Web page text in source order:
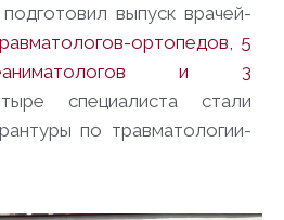
выпуск врачей-
ортопедов, 5
реаниматологов и 3
специалиста стали
по травматологии-